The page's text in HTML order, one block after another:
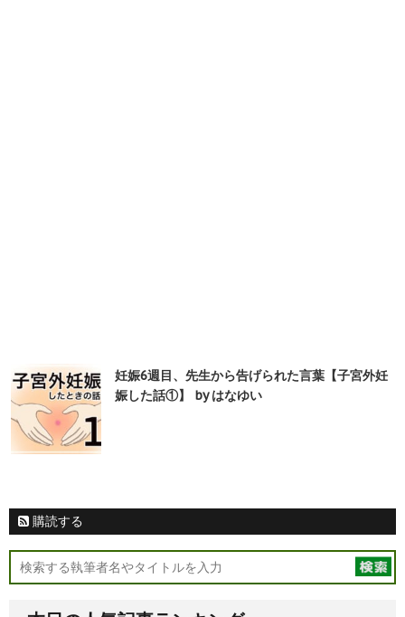
妊娠6週目、先生から告げられた言葉【子宮外妊
娠した話①】 by はなゆい
購読する